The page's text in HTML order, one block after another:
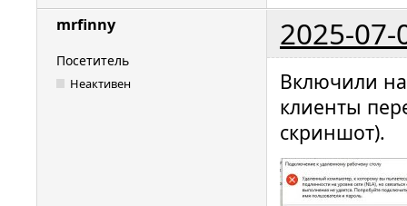
mrfinny 2025-07-
Посетитель
Неактивен
Включили
клиенты
скриншот).